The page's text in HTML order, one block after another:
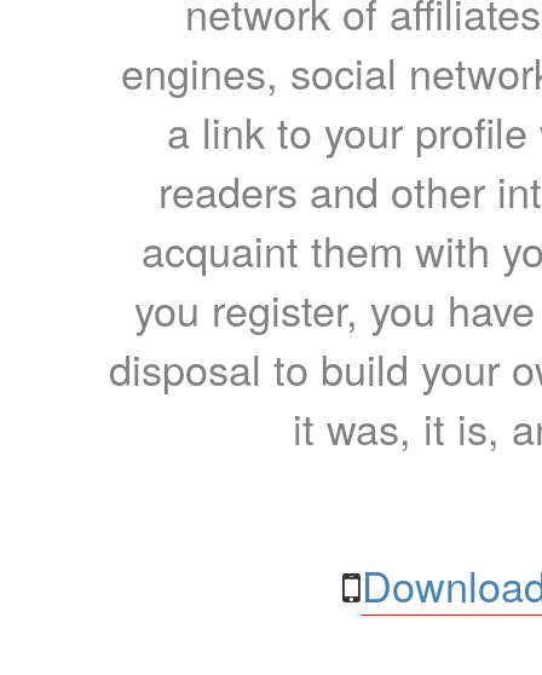
network of
engines, social
a link to your
readers and other
acquaint them with
you register, you
disposal to build your
it was, it is,